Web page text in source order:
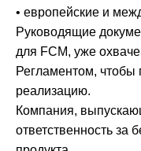
• европейские и
Руководящие
для FCM, уже
Регламентом, чтобы
реализацию.
Компания,
ответственность за